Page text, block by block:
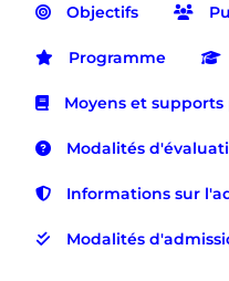
Objectifs
Programme
Moyens et
Modalités
Informations sur
Modalités